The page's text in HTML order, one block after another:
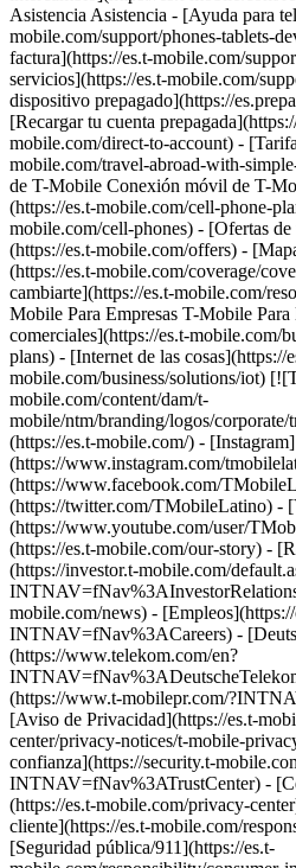
Asistencia Asistencia - [Ayuda para
mobile.com/support/phones-tablets-
factura](https://es.t-mobile.com/
servicios](https://es.t-mobile.com/
dispositivo prepagado](https://
[Recargar tu cuenta
mobile.com/direct-to-account) -
mobile.com/travel-abroad-with-
de T-Mobile Conexión móvil de T-
(https://es.t-mobile.com/cell-phone-
mobile.com/cell-phones) - [Ofertas
(https://es.t-mobile.com/offers) -
(https://es.t-mobile.com/coverage/
cambiarte](https://es.t-mobile.com/
Mobile Para Empresas T-Mobile Para
comerciales](https://es.t-mobile.com/
plans) - [Internet de las cosas](https://
mobile.com/business/solutions/iot)
mobile.com/content/dam/t-
mobile/ntm/branding/logos/
(https://es.t-mobile.com/) - [Instagram]
(https://www.instagram.com/
(https://www.facebook.com/
(https://twitter.com/TMobileLatino) -
(https://www.youtube.com/user/
(https://es.t-mobile.com/our-story) -
(https://investor.t-mobile.com/
mobile.com/news) -
INTNAV=fNav%3ACareers) -
(https://www.telekom.com/en?
(https://www.t-mobilepr.com/
[Aviso de Privacidad](https://es.t-
center/privacy-notices/t-mobile-
confianza](https://security.t-
INTNAV=fNav%3ATrustCenter) -
(https://es.t-mobile.com/privacy-
cliente](https://es.t-mobile.com/
[Seguridad pública/911](https://es.t-